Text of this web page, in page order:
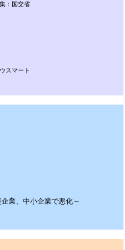
：国交省
スマート
業、中小企業で悪化～